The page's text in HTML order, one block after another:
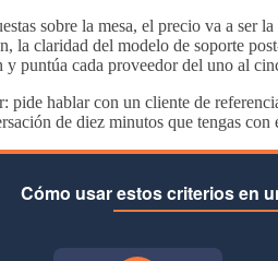
sobre la mesa, el precio va a
la claridad del modelo de soporte
y puntúa cada proveedor del uno al
hablar con un cliente de
de diez minutos que tengas